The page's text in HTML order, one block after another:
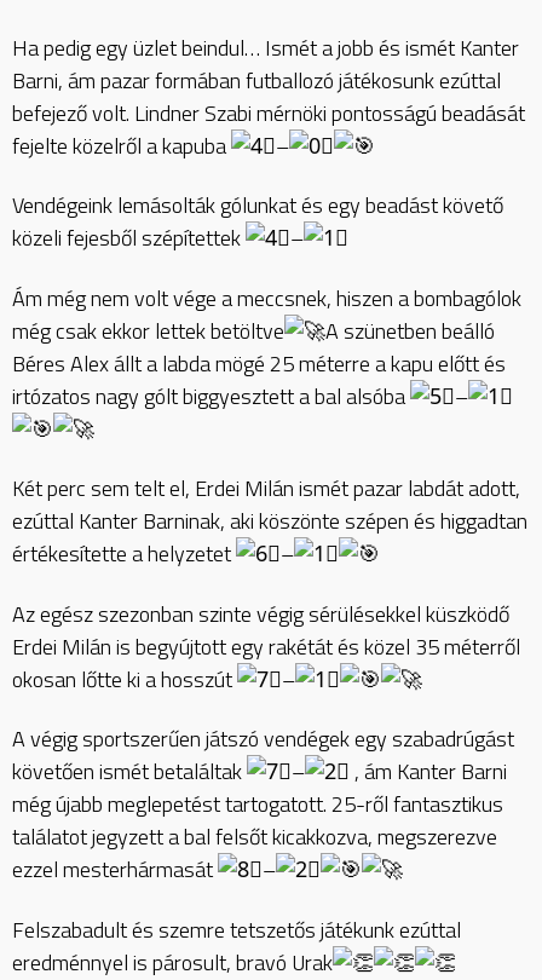
Ha pedig egy üzlet beindul… Ismét a jobb és ismét Kanter
Barni, ám pazar formában futballozó játékosunk ezúttal
befejező volt. Lindner Szabi mérnöki pontosságú beadását
fejelte közelről a kapuba
–
Vendégeink lemásolták gólunkat és egy beadást követő
közeli fejesből szépítettek
–
Ám még nem volt vége a meccsnek, hiszen a bombagólok
még csak ekkor lettek betöltve
A szünetben beálló
Béres Alex állt a labda mögé 25 méterre a kapu előtt és
irtózatos nagy gólt biggyesztett a bal alsóba
–
Két perc sem telt el, Erdei Milán ismét pazar labdát adott,
ezúttal Kanter Barninak, aki köszönte szépen és higgadtan
értékesítette a helyzetet
–
Az egész szezonban szinte végig sérülésekkel küszködő
Erdei Milán is begyújtott egy rakétát és közel 35 méterről
okosan lőtte ki a hosszút
–
A végig sportszerűen játszó vendégek egy szabadrúgást
követően ismét betaláltak
–
, ám Kanter Barni
még újabb meglepetést tartogatott. 25-ről fantasztikus
találatot jegyzett a bal felsőt kicakkozva, megszerezve
ezzel mesterhármasát
–
Felszabadult és szemre tetszetős játékunk ezúttal
eredménnyel is párosult, bravó Urak